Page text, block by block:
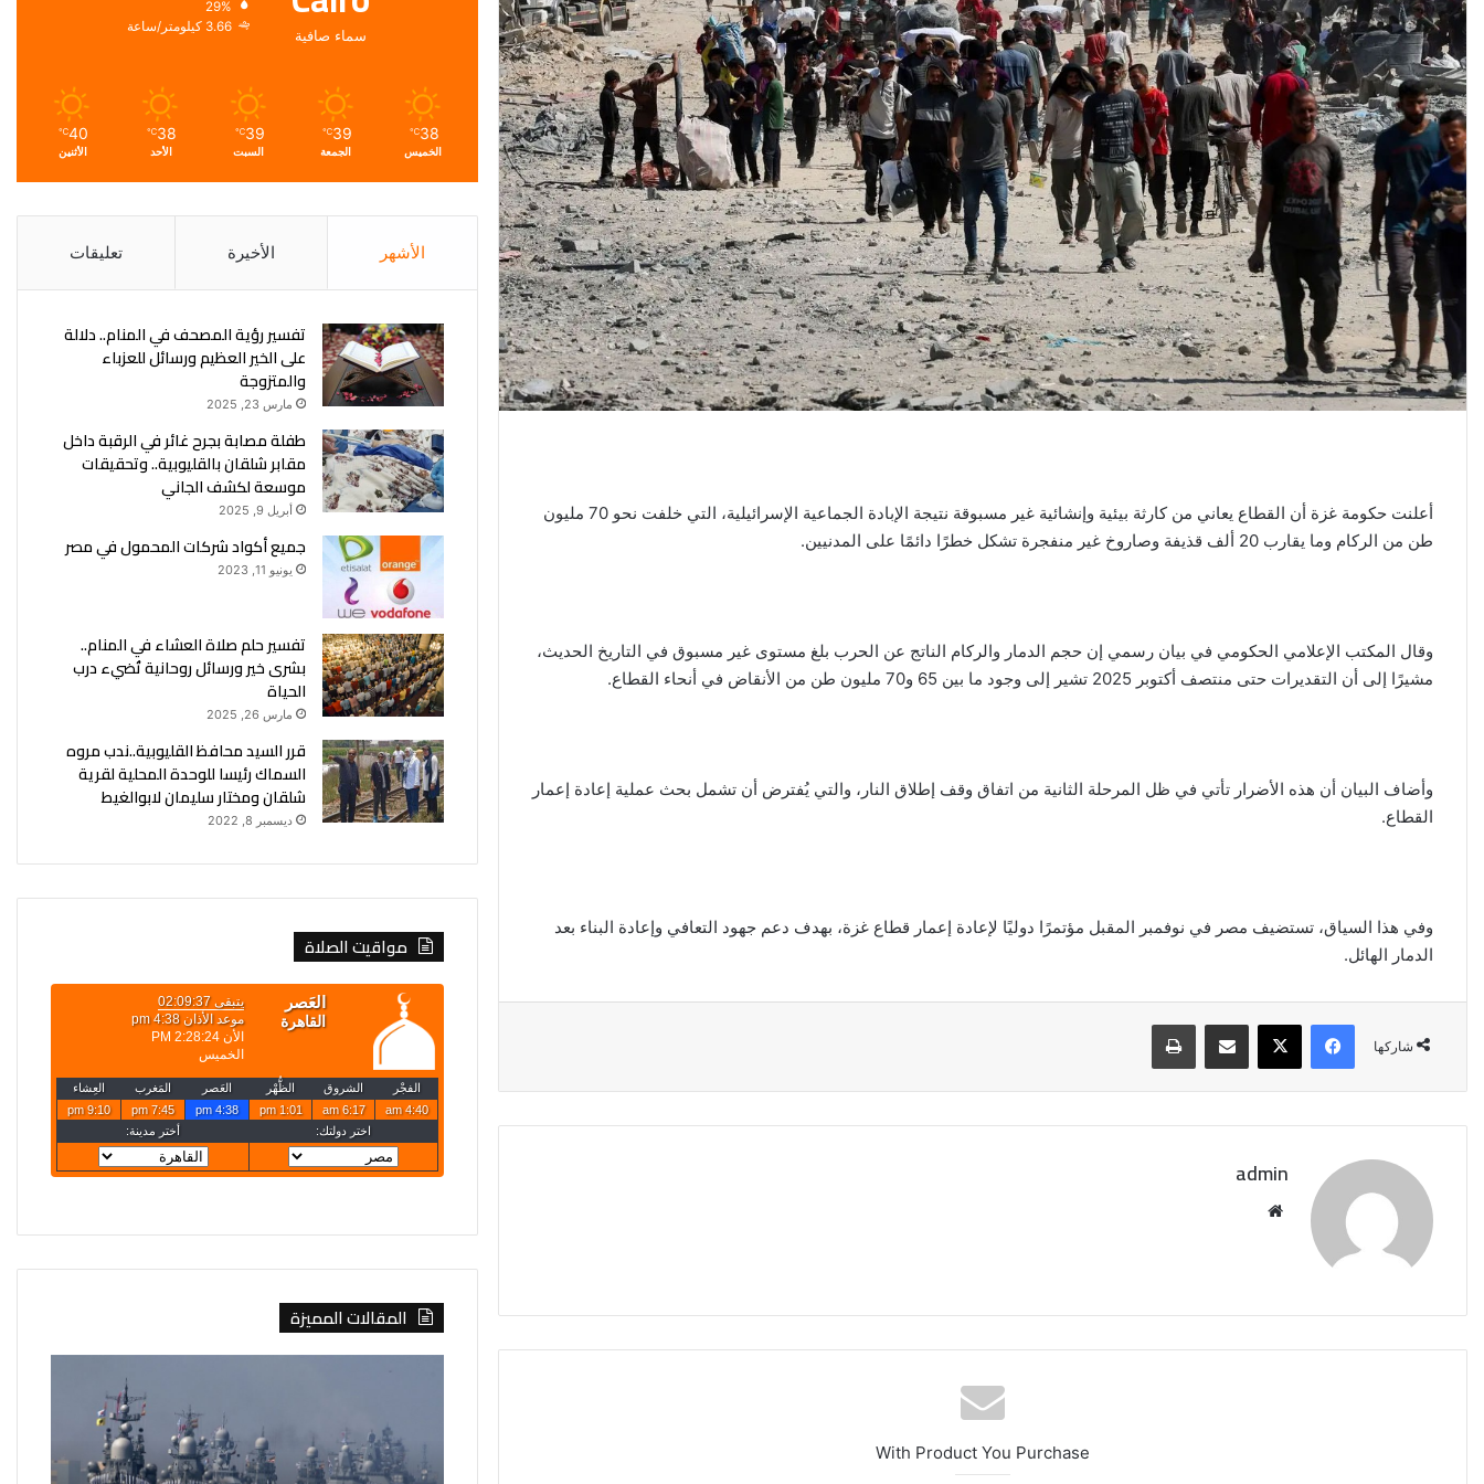
أعلنت حكومة غزة أن القطاع يعاني من كارثة بيئية وإنشائية غير مسبوقة نتيجة الإبادة الجماعية الإسرائيلية، التي خلفت نحو 70 مليون
طن من الركام وما يقارب 20 ألف قذيفة وصاروخ غير منفجرة تشكل خطرًا دائمًا على المدنيين.
وقال المكتب الإعلامي الحكومي في بيان رسمي إن حجم الدمار والركام الناتج عن الحرب بلغ مستوى غير مسبوق في التاريخ الحديث،
مشيرًا إلى أن التقديرات حتى منتصف أكتوبر 2025 تشير إلى وجود ما بين 65 و70 مليون طن من الأنقاض في أنحاء القطاع.
وأضاف البيان أن هذه الأضرار تأتي في ظل المرحلة الثانية من اتفاق وقف إطلاق النار، والتي يُفترض أن تشمل بحث عملية إعادة إعمار
القطاع.
وفي هذا السياق، تستضيف مصر في نوفمبر المقبل مؤتمرًا دوليًا لإعادة إعمار قطاع غزة، بهدف دعم جهود التعافي وإعادة البناء بعد
الدمار الهائل.
شاركها
فيسبوك ‫X مشاركة عبر البريد طباعة
admin
With Product You Purchase
سماء صافية
29%
3.66 كيلومتر/ساعة
38
℃
الخميس
39
℃
الجمعة
39
℃
السبت
38
℃
الأحد
40
℃
الأثنين
الأشهر الأخيرة تعليقات
تفسير رؤية المصحف في المنام.. دلالة
على الخير العظيم ورسائل للعزباء
والمتزوجة
مارس 23, 2025
طفلة مصابة بجرح غائر في الرقبة داخل
مقابر شلقان بالقليوبية.. وتحقيقات
موسعة لكشف الجاني
أبريل 9, 2025
جميع أكواد شركات المحمول في مصر
يونيو 11, 2023
تفسير حلم صلاة العشاء في المنام..
بشرى خير ورسائل روحانية تُضيء درب
الحياة
مارس 26, 2025
قرر السيد محافظ القليوبية..ندب مروه
السماك رئيسا للوحدة المحلية لقرية
شلقان ومختار سليمان لابوالغيط
ديسمبر 8, 2022
مواقيت الصلاة
المقالات المميزة